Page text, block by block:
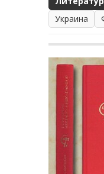
Украина